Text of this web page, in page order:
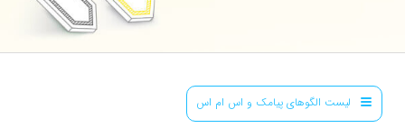
لیست الگوهای پیامک و اس ام اس